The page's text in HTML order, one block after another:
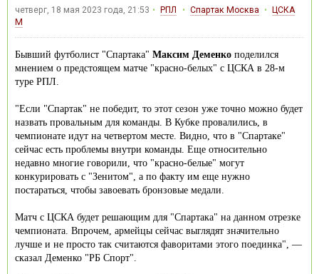
четверг, 18 мая 2023 года, 21:53 РПЛ Спартак Москва
ЦСКА
М
Бывший футболист "Спартака" Максим Деменко поделился
мнением о предстоящем матче "красно-белых" с ЦСКА в 28-м
туре РПЛ.
"Если "Спартак" не победит, то этот сезон уже точно можно будет
назвать провальным для команды. В Кубке провалились, в
чемпионате идут на четвертом месте. Видно, что в "Спартаке"
сейчас есть проблемы внутри команды. Еще относительно
недавно многие говорили, что "красно-белые" могут
конкурировать с "Зенитом", а по факту им еще нужно
постараться, чтобы завоевать бронзовые медали.
Матч с ЦСКА будет решающим для "Спартака" на данном отрезке
чемпионата. Впрочем, армейцы сейчас выглядят значительно
лучше и не просто так считаются фаворитами этого поединка", —
сказал Деменко "РБ Спорт".